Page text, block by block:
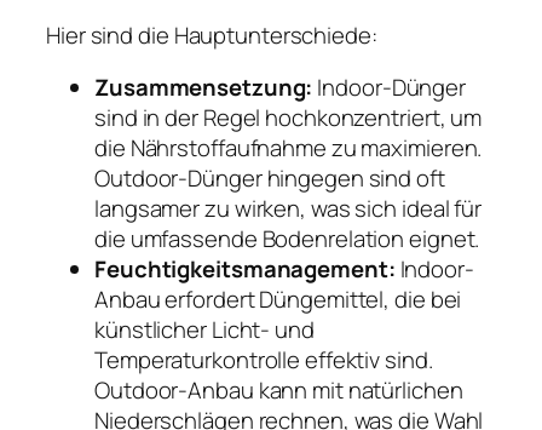
Hier sind die Hauptunterschiede:
Zusammensetzung: Indoor-Dünger
sind in der Regel hochkonzentriert, um
die Nährstoffaufnahme zu maximieren.
Outdoor-Dünger hingegen sind oft
langsamer zu wirken, was sich ideal für
die umfassende Bodenrelation eignet.
Feuchtigkeitsmanagement: Indoor-
Anbau erfordert Düngemittel, die bei
künstlicher Licht- und
Temperaturkontrolle effektiv sind.
Outdoor-Anbau kann mit natürlichen
Niederschlägen rechnen, was die Wahl